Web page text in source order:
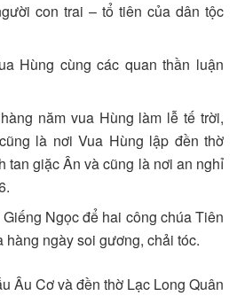
con trai – tổ tiên của dân tộc
Hùng cùng các quan thần luận
năm vua Hùng làm lễ tế trời,
là nơi Vua Hùng lập đền thờ
tan giặc Ân và cũng là nơi an nghỉ
Ngọc để hai công chúa Tiên
hàng ngày soi gương, chải tóc.
Âu Cơ và đền thờ Lạc Long Quân